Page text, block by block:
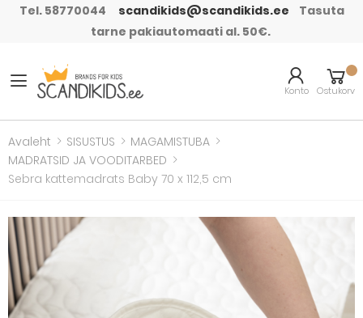
Tel. 58770044 scandikids@scandikids.ee Tasuta
tarne pakiautomaati al. 50€.
Konto Ostukorv
Avaleht SISUSTUS
MAGAMISTUBA
MADRATSID JA VOODITARBED
Sebra kattemadrats Baby 70 x 112,5 cm
Skip to the end of the
images gallery